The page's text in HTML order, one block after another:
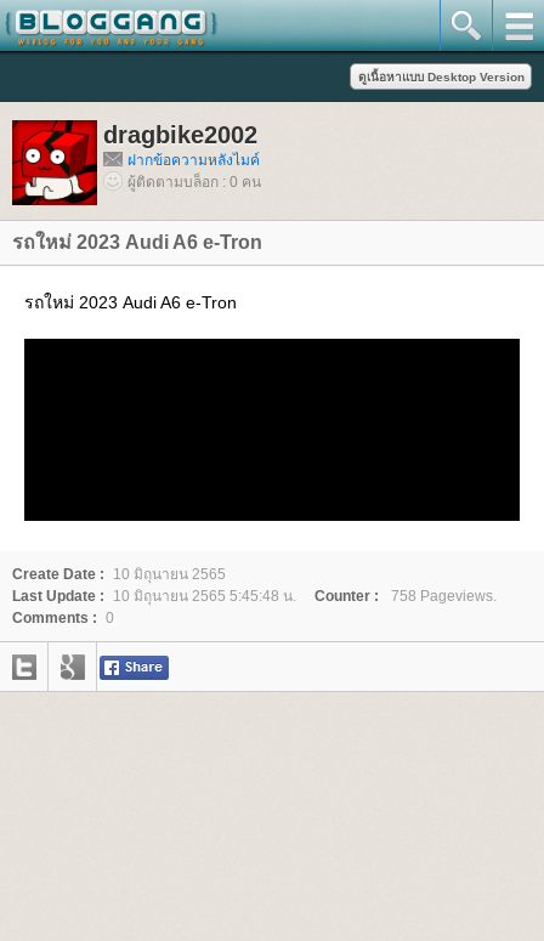
dragbike2002
ฝากข้อความหลังไมค์
ผู้ติดตามบล็อก : 0 คน
รถใหม่ 2023 Audi A6 e-Tron
รถใหม่ 2023 Audi A6 e-Tron
Create Date :
10 มิถุนายน 2565
Last Update :
10 มิถุนายน 2565 5:45:48 น. Counter :
758 Pageviews.
Comments : 0